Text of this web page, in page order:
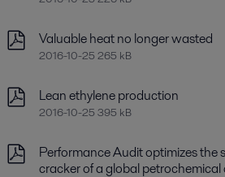
Valuable heat no longer wasted
2016-10-25 265 kB
Lean ethylene production
2016-10-25 395 kB
Performance Audit optimizes the
cracker of a global